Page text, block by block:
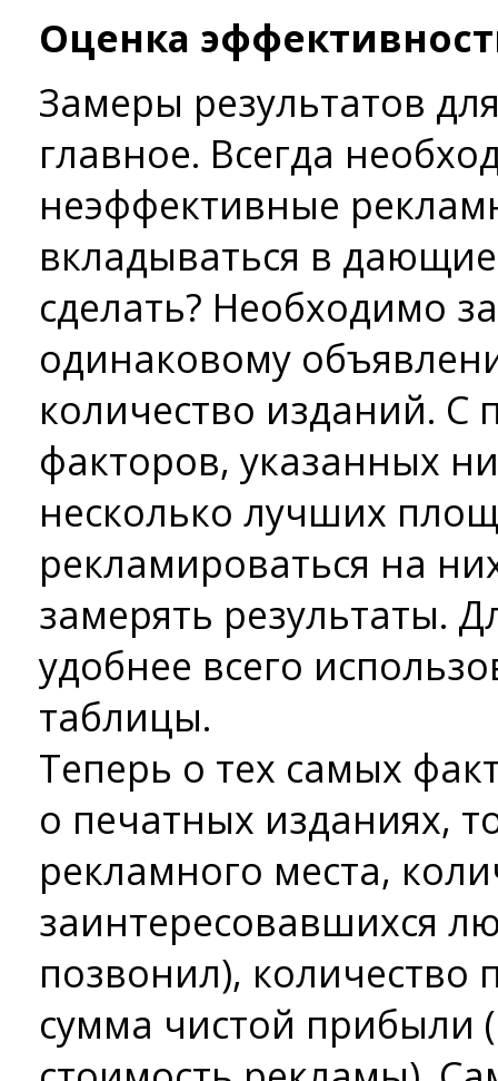
Оценка
Замеры результатов
главное. Всегда
неэффективные
вкладываться в
сделать? Необходимо
одинаковому
количество изданий.
факторов, указанных
несколько лучших
рекламироваться на
замерять результаты.
удобнее всего
таблицы.
Теперь о тех самых
о печатных изданиях,
рекламного места,
заинтересовавшихся
позвонил), количество
сумма чистой прибыли